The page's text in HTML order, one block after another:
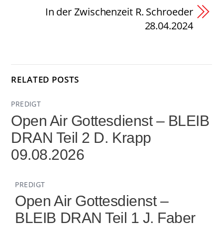
In der Zwischenzeit R. Schroeder
28.04.2024
RELATED POSTS
PREDIGT
Open Air Gottesdienst – BLEIB
DRAN Teil 2 D. Krapp
09.08.2026
PREDIGT
Open Air Gottesdienst –
BLEIB DRAN Teil 1 J. Faber